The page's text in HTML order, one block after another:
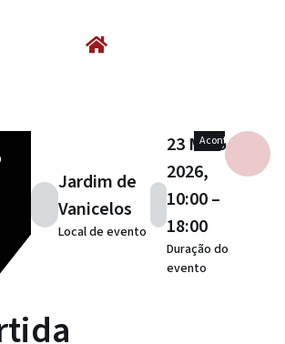
Jardim de
Vanicelos
Local de evento
23 Maio
2026,
10:00 –
18:00
Duração do
evento
Aconteceu